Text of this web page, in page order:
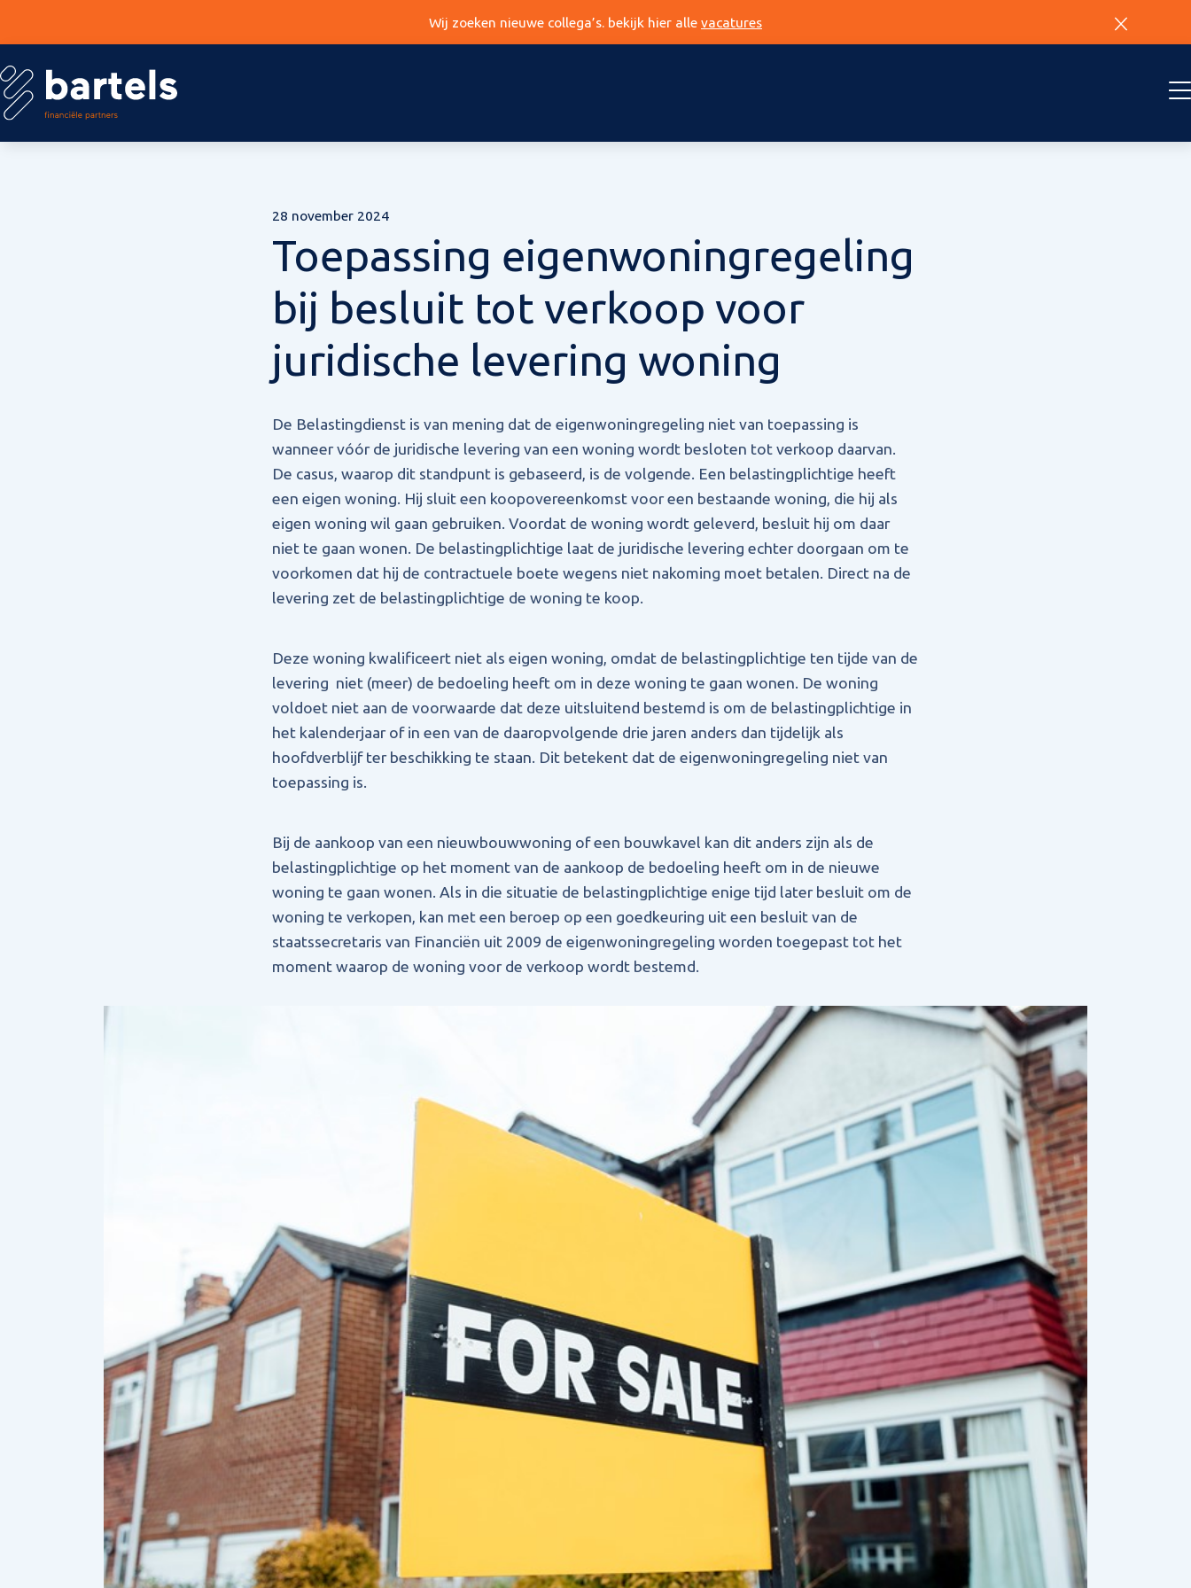
Wij zoeken nieuwe collega’s. bekijk hier alle vacatures
28 november 2024
Toepassing eigenwoningregeling
bij besluit tot verkoop voor
juridische levering woning
De Belastingdienst is van mening dat de eigenwoningregeling niet van toepassing is
wanneer vóór de juridische levering van een woning wordt besloten tot verkoop daarvan.
De casus, waarop dit standpunt is gebaseerd, is de volgende. Een belastingplichtige heeft
een eigen woning. Hij sluit een koopovereenkomst voor een bestaande woning, die hij als
eigen woning wil gaan gebruiken. Voordat de woning wordt geleverd, besluit hij om daar
niet te gaan wonen. De belastingplichtige laat de juridische levering echter doorgaan om te
voorkomen dat hij de contractuele boete wegens niet nakoming moet betalen. Direct na de
levering zet de belastingplichtige de woning te koop.
Deze woning kwalificeert niet als eigen woning, omdat de belastingplichtige ten tijde van de
levering niet (meer) de bedoeling heeft om in deze woning te gaan wonen. De woning
voldoet niet aan de voorwaarde dat deze uitsluitend bestemd is om de belastingplichtige in
het kalenderjaar of in een van de daaropvolgende drie jaren anders dan tijdelijk als
hoofdverblijf ter beschikking te staan. Dit betekent dat de eigenwoningregeling niet van
toepassing is.
Bij de aankoop van een nieuwbouwwoning of een bouwkavel kan dit anders zijn als de
belastingplichtige op het moment van de aankoop de bedoeling heeft om in de nieuwe
woning te gaan wonen. Als in die situatie de belastingplichtige enige tijd later besluit om de
woning te verkopen, kan met een beroep op een goedkeuring uit een besluit van de
staatssecretaris van Financiën uit 2009 de eigenwoningregeling worden toegepast tot het
moment waarop de woning voor de verkoop wordt bestemd.